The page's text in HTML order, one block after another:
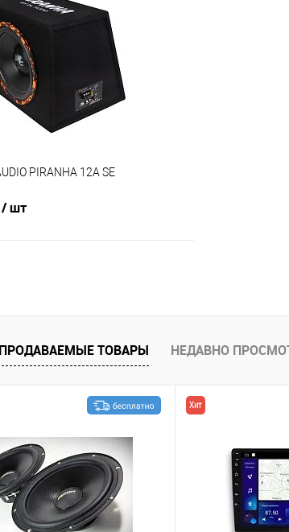
В избранное
PIRANHA 12A SE
/ шт
В избранное
ТОВАРЫ НЕДАВНО
Хит